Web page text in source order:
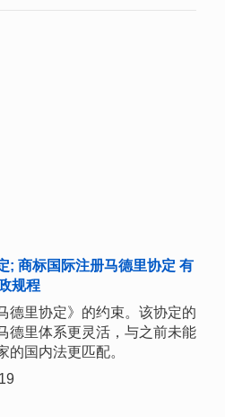
; 商标国际注册马德里协定 有
规程
德里协定》的约束。该协定的
德里体系更灵活，与之前未能
的国内法更匹配。